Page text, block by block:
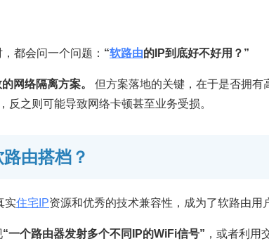
都会问一个问题： “软路由的IP到底好不好用？”
网络隔离方案。
但方案落地的关键，在于是否拥有
反之则可能导致网络卡顿甚至业务受损。
由搭档？
实住宅IP资源和优秀的技术兼容性，成为了软路由用
“一个路由器发射多个不同IP的WiFi信号” ，或者利用